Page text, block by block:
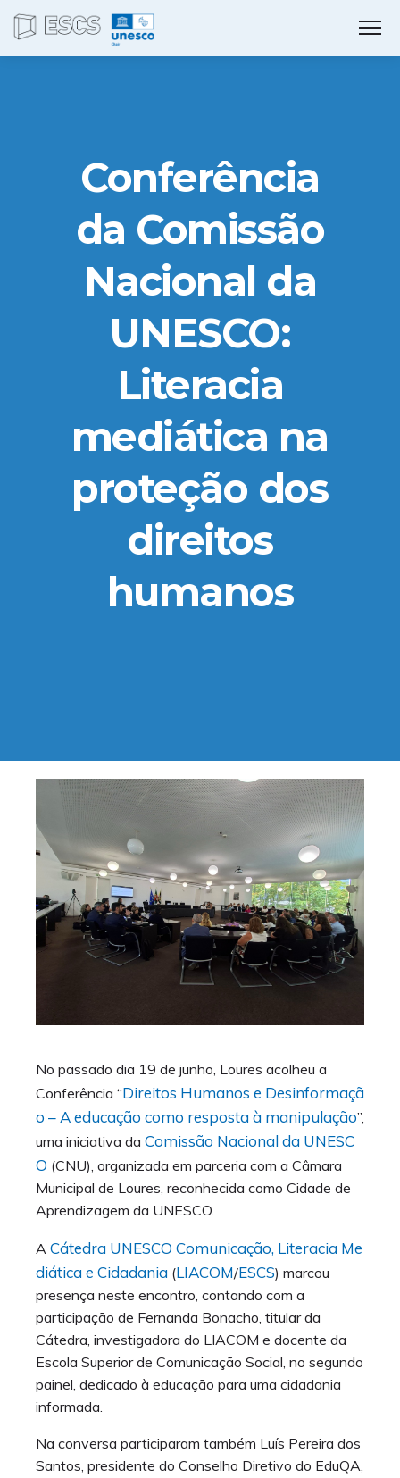
Conferência
da Comissão
Nacional da
UNESCO:
Literacia
mediática na
proteção dos
direitos
humanos
No passado dia 19 de junho, Loures acolheu a
Conferência “Direitos Humanos e Desinformaçã
o – A educação como resposta à manipulação”,
uma iniciativa da Comissão Nacional da UNESC
O (CNU), organizada em parceria com a Câmara
Municipal de Loures, reconhecida como Cidade de
Aprendizagem da UNESCO.
A Cátedra UNESCO Comunicação, Literacia Me
diática e Cidadania (LIACOM/ESCS) marcou
presença neste encontro, contando com a
participação de Fernanda Bonacho, titular da
Cátedra, investigadora do LIACOM e docente da
Escola Superior de Comunicação Social, no segundo
painel, dedicado à educação para uma cidadania
informada.
Na conversa participaram também Luís Pereira dos
Santos, presidente do Conselho Diretivo do EduQA,